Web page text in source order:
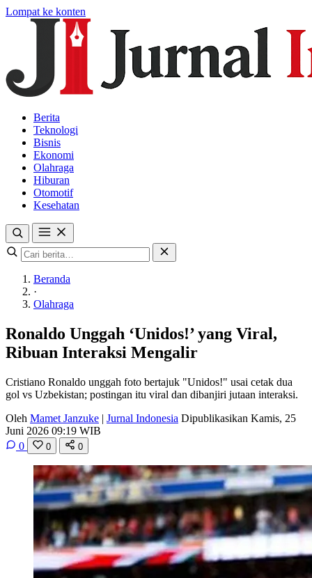
Lompat ke konten
Berita
Teknologi
Bisnis
Ekonomi
Olahraga
Hiburan
Otomotif
Kesehatan
Beranda
·
Olahraga
Ronaldo Unggah ‘Unidos!’ yang Viral,
Ribuan Interaksi Mengalir
Cristiano Ronaldo unggah foto bertajuk "Unidos!" usai cetak dua
gol vs Uzbekistan; postingan itu viral dan dibanjiri jutaan interaksi.
Oleh Mamet Janzuke | Jurnal Indonesia Dipublikasikan Kamis, 25
Juni 2026 09:19 WIB
0
0 0